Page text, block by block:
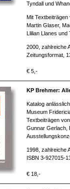
Tyndall und
Mit Textbeiträgen
Martin Glaser,
Llilian Llanes und
2000, zahlreiche
Zeitungsformat,
€ 5,-
KP Brehmer:
Katalog
Museum
Textbeiträgen
Gunnar Gerlach,
1998, zahlreiche
ISBN 3-927015-
€ 18,-